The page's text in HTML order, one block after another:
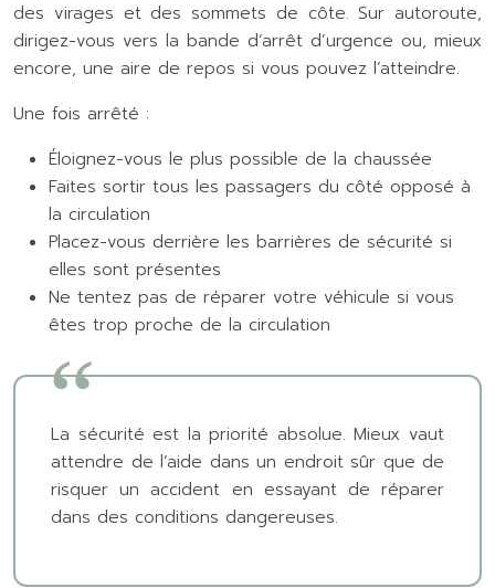
des virages et des sommets de côte. Sur autoroute,
dirigez-vous vers la bande d’arrêt d’urgence ou, mieux
encore, une aire de repos si vous pouvez l’atteindre.
Une fois arrêté :
Éloignez-vous le plus possible de la chaussée
Faites sortir tous les passagers du côté opposé à
la circulation
Placez-vous derrière les barrières de sécurité si
elles sont présentes
Ne tentez pas de réparer votre véhicule si vous
êtes trop proche de la circulation
La sécurité est la priorité absolue. Mieux vaut
attendre de l’aide dans un endroit sûr que de
risquer un accident en essayant de réparer
dans des conditions dangereuses.